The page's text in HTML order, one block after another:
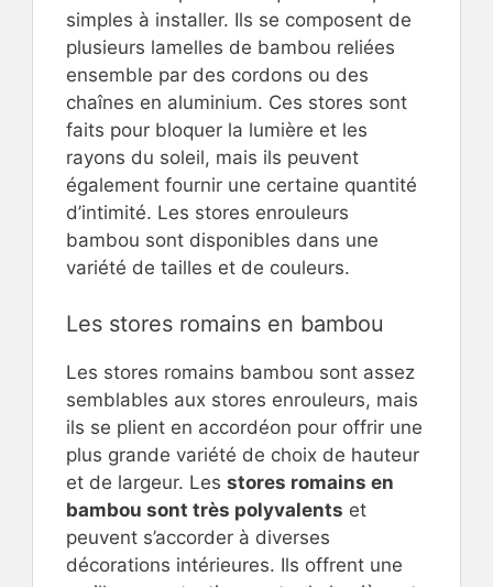
simples à installer. Ils se composent de
plusieurs lamelles de bambou reliées
ensemble par des cordons ou des
chaînes en aluminium. Ces stores sont
faits pour bloquer la lumière et les
rayons du soleil, mais ils peuvent
également fournir une certaine quantité
d’intimité. Les stores enrouleurs
bambou sont disponibles dans une
variété de tailles et de couleurs.
Les stores romains en bambou
Les stores romains bambou sont assez
semblables aux stores enrouleurs, mais
ils se plient en accordéon pour offrir une
plus grande variété de choix de hauteur
et de largeur. Les stores romains en
bambou sont très polyvalents et
peuvent s’accorder à diverses
décorations intérieures. Ils offrent une